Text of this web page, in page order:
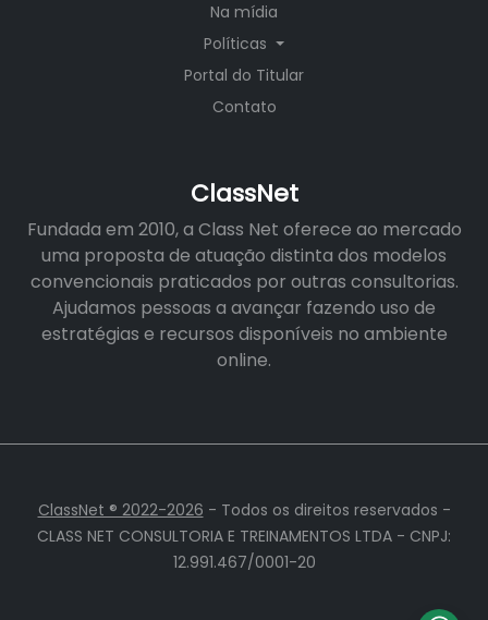
Na mídia
Políticas
Portal do Titular
Contato
ClassNet
Fundada em 2010, a Class Net oferece ao mercado
uma proposta de atuação distinta dos modelos
convencionais praticados por outras consultorias.
Ajudamos pessoas a avançar fazendo uso de
estratégias e recursos disponíveis no ambiente
online.
ClassNet ® 2022-2026 - Todos os direitos reservados -
CLASS NET CONSULTORIA E TREINAMENTOS LTDA - CNPJ:
12.991.467/0001-20